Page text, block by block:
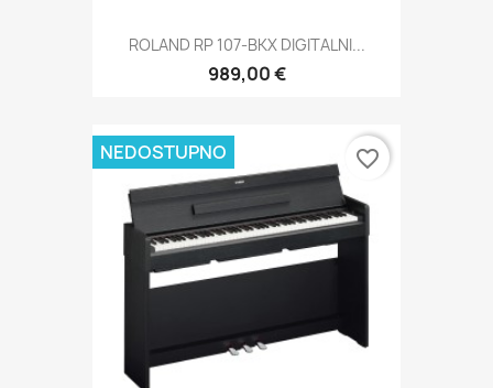
ROLAND RP 107-BKX DIGITALNI...
989,00 €
NEDOSTUPNO favorite_border